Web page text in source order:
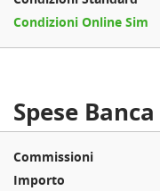
Spese